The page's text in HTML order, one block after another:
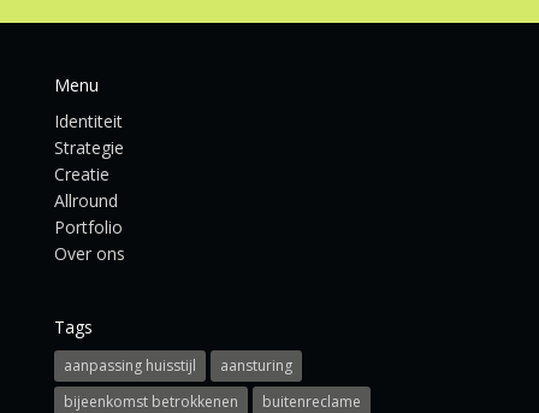
Menu
Identiteit
Strategie
Creatie
Allround
Portfolio
Over ons
Tags
aanpassing huisstijl
aansturing
bijeenkomst betrokkenen
buitenreclame